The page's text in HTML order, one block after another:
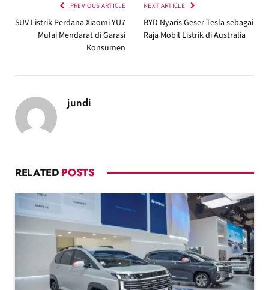
PREVIOUS ARTICLE
SUV Listrik Perdana Xiaomi YU7
Mulai Mendarat di Garasi
Konsumen
NEXT ARTICLE
BYD Nyaris Geser Tesla sebagai
Raja Mobil Listrik di Australia
jundi
RELATED POSTS